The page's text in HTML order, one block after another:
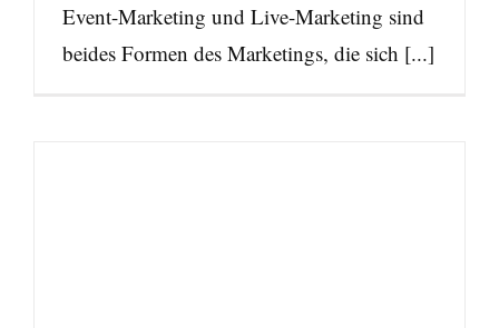
Event-Marketing und Live-Marketing sind
beides Formen des Marketings, die sich [...]